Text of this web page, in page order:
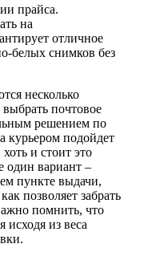
прайса.
на
отличное
белых снимков без
несколько
почтовое
решением по
курьером подойдет
и стоит это
один вариант –
пункте выдачи,
позволяет забрать
помнить, что
исходя из веса